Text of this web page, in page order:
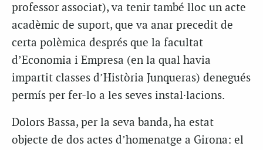
professor associat), va tenir també lloc un acte
acadèmic de suport, que va anar precedit de
certa polèmica després que la facultat
d’Economia i Empresa (en la qual havia
impartit classes d’Història Junqueras) denegués
permís per fer-lo a les seves instal·lacions.
Dolors Bassa, per la seva banda, ha estat
objecte de dos actes d’homenatge a Girona: el